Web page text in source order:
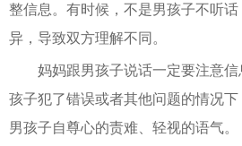
整信息。有时候，不是男孩子不听
异，导致双方理解不同。
妈妈跟男孩子说话一定要注意
孩子犯了错误或者其他问题的情况
男孩子自尊心的责难、轻视的语气。